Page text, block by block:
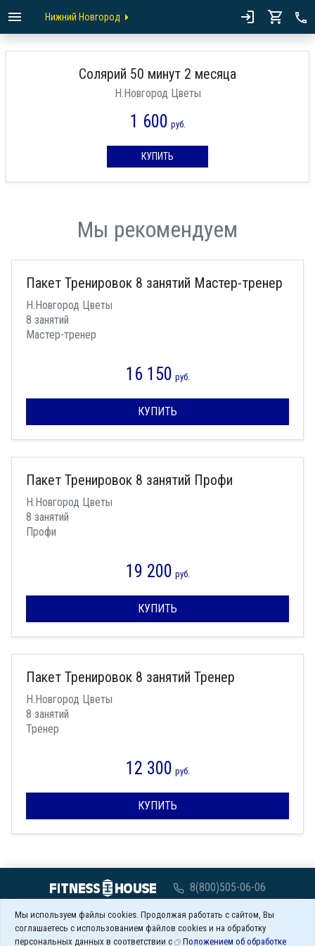
Нижний Новгород
Солярий 50 минут 2 месяца
Н.Новгород Цветы
1 600 руб.
КУПИТЬ
Мы рекомендуем
Пакет Тренировок 8 занятий Мастер-тренер
Н.Новгород Цветы
8 занятий
Мастер-тренер
16 150 руб.
КУПИТЬ
Пакет Тренировок 8 занятий Профи
Н.Новгород Цветы
8 занятий
Профи
19 200 руб.
КУПИТЬ
Пакет Тренировок 8 занятий Тренер
Н.Новгород Цветы
8 занятий
Тренер
12 300 руб.
КУПИТЬ
8(800)505-06-06
Заказать обратный звонок
Мы используем файлы cookies. Продолжая работать с сайтом, Вы
соглашаетесь с использованием файлов cookies и на обработку
персональных данных в соответствии с
Положением об обработке